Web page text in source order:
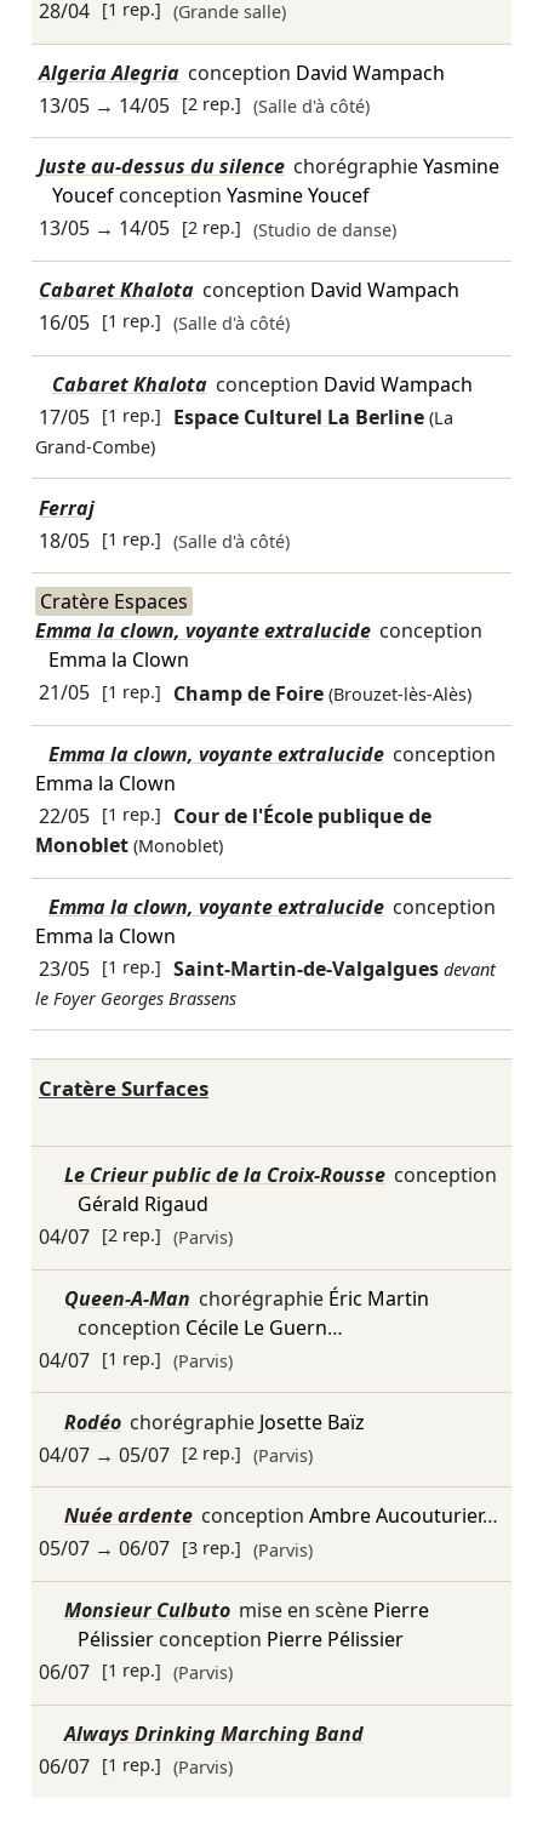
28/04 [1 rep.] (Grande salle)
Algeria Alegria conception David Wampach
13/05→ 14/05 [2 rep.] (Salle d'à côté)
Juste au-dessus du silence chorégraphieYasmine
Youcefconception Yasmine Youcef
13/05→ 14/05 [2 rep.] (Studio de danse)
Cabaret Khalota conception David Wampach
16/05 [1 rep.] (Salle d'à côté)
Cabaret Khalota conception David Wampach
17/05 [1 rep.] Espace Culturel La Berline (La
Grand-Combe)
Ferraj
18/05 [1 rep.] (Salle d'à côté)
Cratère Espaces
Emma la clown, voyante extralucide conception
Emma la Clown
21/05 [1 rep.] Champ de Foire (Brouzet-lès-Alès)
Emma la clown, voyante extralucide conception
Emma la Clown
22/05 [1 rep.]
Cour de l'École publique de
Monoblet (Monoblet)
Emma la clown, voyante extralucide conception
Emma la Clown
23/05 [1 rep.] Saint-Martin-de-Valgalgues devant
le Foyer Georges Brassens
Cratère Surfaces
Le Crieur public de la Croix-Rousse conception
Gérald Rigaud
04/07 [2 rep.] (Parvis)
Queen-A-Man chorégraphie Éric Martin
conception Cécile Le Guern…
04/07 [1 rep.] (Parvis)
Rodéo chorégraphie Josette Baïz
04/07→ 05/07 [2 rep.] (Parvis)
Nuée ardente conception Ambre Aucouturier…
05/07→ 06/07 [3 rep.] (Parvis)
Monsieur Culbuto mise en scène Pierre
Pélissierconception Pierre Pélissier
06/07 [1 rep.] (Parvis)
Always Drinking Marching Band
06/07 [1 rep.] (Parvis)